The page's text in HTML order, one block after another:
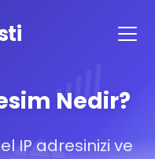
Nedir?
IP adresinizi ve